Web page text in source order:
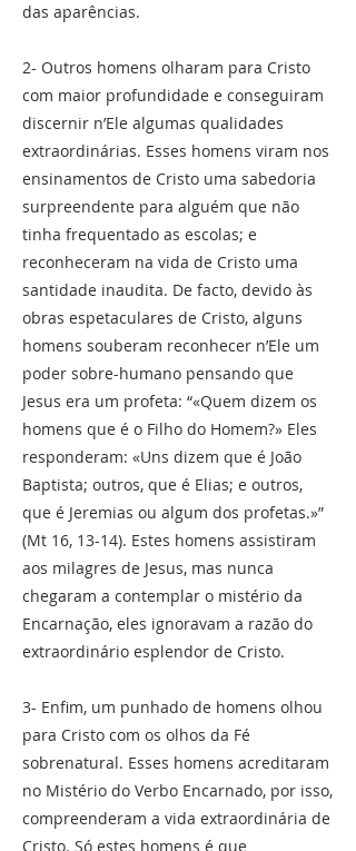
das aparências.
2- Outros homens olharam para Cristo
com maior profundidade e conseguiram
discernir n’Ele algumas qualidades
extraordinárias. Esses homens viram nos
ensinamentos de Cristo uma sabedoria
surpreendente para alguém que não
tinha frequentado as escolas; e
reconheceram na vida de Cristo uma
santidade inaudita. De facto, devido às
obras espetaculares de Cristo, alguns
homens souberam reconhecer n’Ele um
poder sobre-humano pensando que
Jesus era um profeta: “«Quem dizem os
homens que é o Filho do Homem?» Eles
responderam: «Uns dizem que é João
Baptista; outros, que é Elias; e outros,
que é Jeremias ou algum dos profetas.»”
(Mt 16, 13-14). Estes homens assistiram
aos milagres de Jesus, mas nunca
chegaram a contemplar o mistério da
Encarnação, eles ignoravam a razão do
extraordinário esplendor de Cristo.
3- Enfim, um punhado de homens olhou
para Cristo com os olhos da Fé
sobrenatural. Esses homens acreditaram
no Mistério do Verbo Encarnado, por isso,
compreenderam a vida extraordinária de
Cristo. Só estes homens é que